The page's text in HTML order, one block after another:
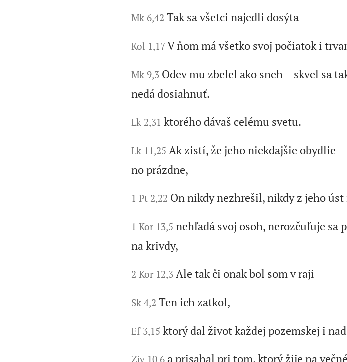
Mk 6,42 Tak sa všetci najedli dosýta
Kol 1,17 V ňom má všetko svoj počiatok i
Mk 9,3 Odev mu zbelel ako sneh – skvel sa
nedá dosiahnuť.
Lk 2,31 ktorého dávaš celému svetu.
Lk 11,25 Ak zistí, že jeho niekdajšie obydlie
no prázdne,
1 Pt 2,22 On nikdy nezhrešil, nikdy z jeho
1 Kor 13,5 nehľadá svoj osoh, nerozčuľuje sa
na krivdy,
2 Kor 12,3 Ale tak či onak bol som v raji
Sk 4,2 Ten ich zatkol,
Ef 3,15 ktorý dal život každej pozemskej i
Zjv 10,6 a prisahal pri tom, ktorý žije na